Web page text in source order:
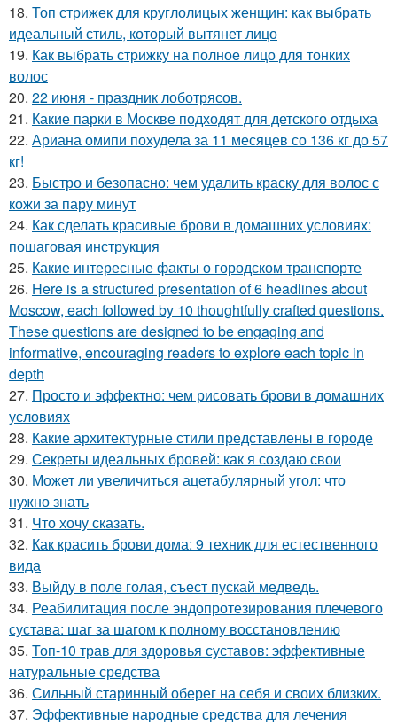
18. Топ стрижек для круглолицых женщин: как выбрать
идеальный стиль, который вытянет лицо
19. Как выбрать стрижку на полное лицо для тонких
волос
20. 22 июня - праздник лоботрясов.
21. Какие парки в Москве подходят для детского отдыха
22. Ариана омипи похудела за 11 месяцев со 136 кг до 57
кг!
23. Быстро и безопасно: чем удалить краску для волос с
кожи за пару минут
24. Как сделать красивые брови в домашних условиях:
пошаговая инструкция
25. Какие интересные факты о городском транспорте
26. Here is a structured presentation of 6 headlines about
Moscow, each followed by 10 thoughtfully crafted questions.
These questions are designed to be engaging and
informative, encouraging readers to explore each topic in
depth
27. Просто и эффектно: чем рисовать брови в домашних
условиях
28. Какие архитектурные стили представлены в городе
29. Секреты идеальных бровей: как я создаю свои
30. Может ли увеличиться ацетабулярный угол: что
нужно знать
31. Что хочу сказать.
32. Как красить брови дома: 9 техник для естественного
вида
33. Выйду в поле голая, съест пускай медведь.
34. Реабилитация после эндопротезирования плечевого
сустава: шаг за шагом к полному восстановлению
35. Топ-10 трав для здоровья суставов: эффективные
натуральные средства
36. Сильный старинный оберег на себя и своих близких.
37. Эффективные народные средства для лечения